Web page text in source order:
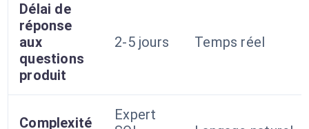
Délai de
réponse
aux
questions
produit
2-5 jours Temps réel
Complexité
Expert